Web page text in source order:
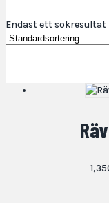
Endast ett sökresultat